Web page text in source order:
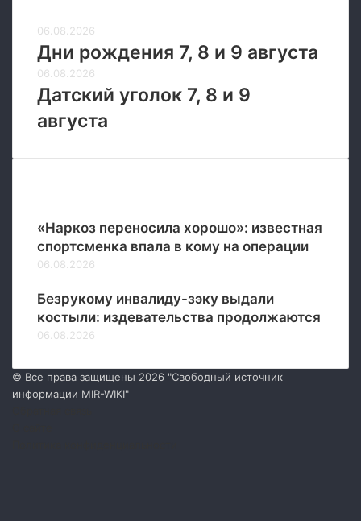
06.08.2026
Дни рождения 7, 8 и 9 августа
06.08.2026
Датский уголок 7, 8 и 9
августа
«Наркоз переносила хорошо»: известная
спортсменка впала в кому на операции
06.08.2026
Безрукому инвалиду-зэку выдали
костыли: издевательства продолжаются
06.08.2026
© Все права защищены 2026 "Свободный источник
информации MIR-WIKI"